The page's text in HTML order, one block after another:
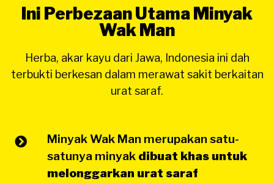
Ini Perbezaan Utama Minyak
Wak Man
Herba, akar kayu dari Jawa, Indonesia ini dah
terbukti berkesan dalam merawat sakit berkaitan
urat saraf.
Minyak Wak Man merupakan satu-
satunya minyak dibuat khas untuk
melonggarkan urat saraf